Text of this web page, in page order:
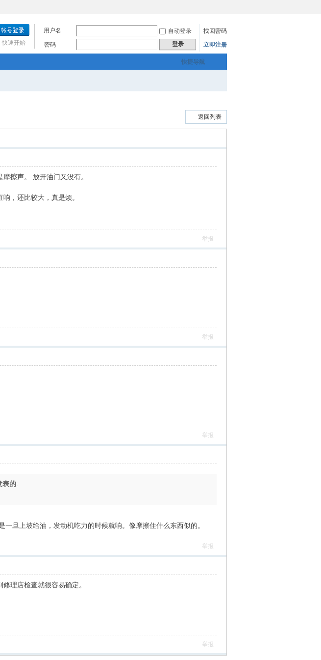
用户名 自动登录
找回密码
密码
登录 立即注册
快速开始
快捷导航
返回列表
擦声。 放开油门又没有。
，还比较大，真是烦。
举报
举报
举报
表的:
旦上坡给油，发动机吃力的时候就响。像摩擦住什么东西似的。
举报
理店检查就很容易确定。
举报